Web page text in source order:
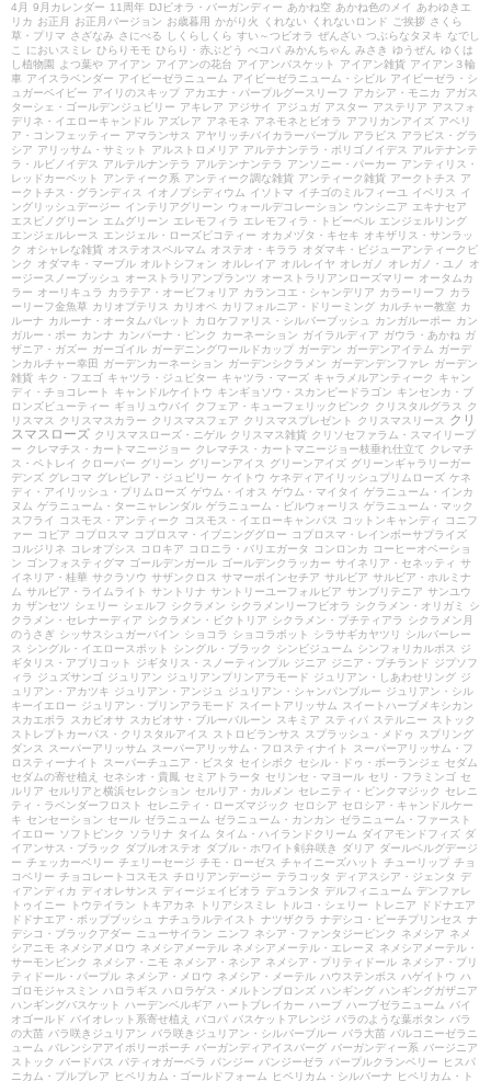
4月 9月カレンダー 11周年 DJビオラ・バーガンディー あかね空 あかね色のメイ
あわゆきエ
リカ お正月 お正月バージョン お歳暮用 かがり火 くれない くれないロンド ご挨拶 さくら
草・プリマ さざなみ さにべる しくらしくら すい～つビオラ ぜんざい つぶらなタヌキ なでし
こ
においスミレ ひらりモモ ひらり・赤ぶどう べコパ みかんちゃん みさき ゆうぜん
ゆくは
し植物園
よつ葉や アイアン アイアンの花台 アイアンバスケット アイアン雑貨 アイアン３輪
車 アイスラベンダー アイビーゼラニューム アイビーゼラニューム・シビル アイビーゼラ・シ
ュガーベイビー アイリのスキップ アカエナ・パープルグースリーフ アカシア・モニカ アガス
ターシェ・ゴールデンジュビリー アキレア アジサイ アジュガ アスター アステリア アスフォ
デリネ・イエローキャンドル アズレア アネモネ アネモネとビオラ アフリカンアイズ アベリ
ア・コンフェッティー アマランサス アヤリッチバイカラーパープル アラビス
アラビス・グラ
シア アリッサム・サミット アルストロメリア アルテナンテラ・ポリゴノイデス
アルテナンテ
ラ・ルビノイデス
アルテルナンテラ アルテンナンテラ アンソニー・パーカー アンティリス・
レッドカーペット
アンティーク系 アンティーク調な雑貨 アンティーク雑貨 アークトチス
ア
ークトチス・グランディス
イオノプシディウム イソトマ イチゴのミルフィーユ イベリス
イ
ングリッシュデージー インテリアグリーン ウォールデコレーション ウンシニア エキナセア
エスピノグリーン エムグリーン エレモフィラ エレモフィラ・トビーベル エンジェルリング
エンジェルレース
エンジェル・ローズピコティー オカメヅタ・キセキ オキザリス・サンラッ
ク
オシャレな雑貨 オステオスペルマム オステオ・キララ
オダマキ・ビジューアンティークピ
ンク
オダマキ・マーブル オルトシフォン オルレイア オルレイヤ オレガノ オレガノ・ユノ
オ
ージースノーブッシュ
オーストラリアンプランツ オーストラリアンローズマリー オータムカ
ラー オーリキュラ カラテア・オービフォリア カランコエ・シャンデリア カラーリーフ カラ
ーリーフ金魚草 カリオプテリス カリオペ カリフォルニア・ドリーミング カルチャー教室 カ
ルーナ カルーナ・オータムパレット カロケファリス・シルバーブッシュ カンガルーポー カン
ガルー・ポー カンナ カンパーナ・ピンク カーネーション ガイラルディア ガウラ・あかね ガ
ザニア・ガズー ガーゴイル ガーデニングワールドカップ ガーデン ガーデンアイテム ガーデ
ンカルチャー幸田
ガーデンカーネーション ガーデンシクラメン ガーデンデンファレ ガーデン
雑貨 キク・フエゴ キャツラ・ジュピター キャツラ・マーズ キャラメルアンティーク
キャン
ディ・チョコレート
キャンドルケイトウ キンギョソウ・スカンピードラゴン キンセンカ・ブ
ロンズビューティー ギョリュウバイ クフェア・キューフェリックピンク クリスタルグラス
ク
リスマス
クリスマスカラー クリスマスフェア クリスマスプレゼント クリスマスリース
クリ
スマスローズ クリスマスローズ・ニゲル クリスマス雑貨 クリソセファラム・スマイリープ
ー クレマチス・カートマニージョー クレマチス・カートマニージョー枝垂れ仕立て クレマチ
ス・ペトレイ
クローバー グリーン グリーンアイス グリーンアイズ グリーンギャラリーガー
デンズ グレコマ グレビレア・ジュビリー ケイトウ ケネディアイリッシュプリムローズ ケネ
ディ・アイリッシュ・プリムローズ ゲウム・イオス ゲウム・マイタイ ゲラニューム・インカ
ヌム ゲラニューム・ターニャレンダル ゲラニューム・ビルウォーリス ゲラニューム・マック
スフライ
コスモス・アンティーク コスモス・イエローキャンパス コットンキャンディ
コニフ
ァー
コピア コプロスマ コプロスマ・イブニンググロー
コプロスマ・レインボーサプライズ
コルジリネ
コレオプシス コロキア コロニラ・バリエガータ コンロンカ
コーヒーオベーショ
ン ゴンフォスティグマ ゴールデンガール ゴールデンクラッカー サイネリア・セネッティ サ
イネリア・桂華 サクラソウ サザンクロス サマーポインセチア サルビア サルビア・ホルミナ
ム サルビア・ライムライト サントリナ サントリーユーフォルビア サンブリテニア サンユウ
カ ザンセツ シェリー シェルフ シクラメン シクラメンリーフビオラ シクラメン・オリガミ
シ
クラメン・セレナーディア シクラメン・ビクトリア シクラメン・プチティアラ
シクラメン月
のうさぎ シッサスシュガーバイン ショコラ ショコラポット シラサギカヤツリ
シルバーレー
ス
シングル・イエロースポット シングル・ブラック シンビジューム シンフォリカルポス
ジ
ギタリス・アプリコット
ジギタリス・スノーティンプル ジニア ジニア・プチランド ジプソフ
ィラ
ジュズサンゴ ジュリアン ジュリアンプリンアラモード ジュリアン・しあわせリング ジ
ュリアン・アカツキ ジュリアン・アンジュ ジュリアン・シャンパンブルー ジュリアン・シル
キーイエロー ジュリアン・プリンアラモード スイートアリッサム
スイートハーブメキシカン
スカエボラ
スカビオサ スカビオサ・ブルーバルーン スキミア スティパ ステルニー
ストック
ストレプトカーパス・クリスタルアイス
ストロビランサス スプラッシュ・メドゥ
スプリング
ダンス
スーパーアリッサム スーパーアリッサム・フロスティナイト
スーパーアリッサム・フ
ロスティーナイト
スーパーチュニア・ビスタ セイシボク セシル・ドゥ・ボーランジェ
セダム
セダムの寄せ植え
セネシオ・貴鳳 セミアトラータ セリンセ・マヨール セリ・フラミンゴ セ
ルリア セルリアと横浜セレクション セルリア・カルメン セレニティ・ピンクマジック
セレニ
ティ・ラベンダーフロスト
セレニティ・ローズマジック セロシア セロシア・キャンドルケー
キ センセーション セール ゼラニューム ゼラニューム・カンカン ゼラニューム・ファースト
イエロー ソフトピンク ソラリナ タイム タイム・ハイランドクリーム ダイアモンドフィズ ダ
イアンサス・ブラック
ダブルオステオ ダブル・ホワイト剣弁咲き ダリア ダールベルグデージ
ー チェッカーベリー チェリーセージ チモ・ローゼス チャイニーズハット チューリップ チョ
コベリー チョコレートコスモス チロリアンデージー テラコッタ ディアスシア・ジェンタ
デ
ィアンディカ ディオレサンス ディージェイビオラ デュランタ デルフィニューム デンファレ
トゥイニー
トウテイラン トキアカネ トリアシスミレ トルコ・シェリー トレニア
ドドナエア
ドドナエア・ポップブッシュ
ナチュラルテイスト ナツザクラ ナデシコ・ピーチプリンセス ナ
デシコ・ブラックアダー
ニューサイラン ニンフ ネシア・ファンタジーピンク ネメシア ネメ
シアニモ ネメシアメロウ ネメシアメーテル ネメシアメーテル・エレーヌ
ネメシアメーテル・
サーモンピンク
ネメシア・ニモ ネメシア・ネシア ネメシア・プリティドール ネメシア・プリ
ティドール・パープル ネメシア・メロウ ネメシア・メーテル ハウステンボス ハゲイトウ ハ
ゴロモジャスミン ハロラギス ハロラゲス・メルトンブロンズ ハンギング ハンギングガザニア
ハンギングバスケット
ハーデンベルギア ハートブレイカー ハーブ ハーブゼラニューム バイ
オゴールド バイオレット系寄せ植え バコパ バスケットアレンジ バラのような葉ボタン バラ
の大苗 バラ咲きジュリアン バラ咲きジュリアン・シルバーブルー バラ大苗 バルコニーゼラニ
ューム バレンシアアイボリーポーチ バーガンディアイスバーグ バーガンディー系 バージニア
ストック
バードバス パティオガーベラ パンジー パンジーゼラ パープルクランベリー
ヒスパ
ニカム・プルプレア
ヒペリカム・ゴールドフォーム ヒペリカム・シルバーナ
ヒペリカム・ト